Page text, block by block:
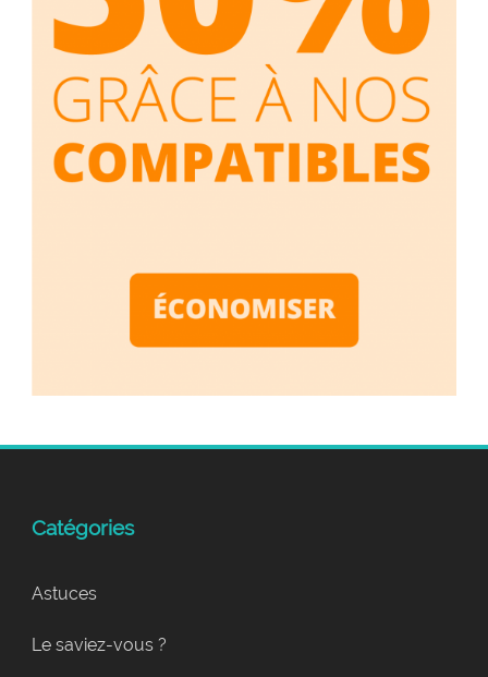
Catégories
Astuces
Le saviez-vous ?